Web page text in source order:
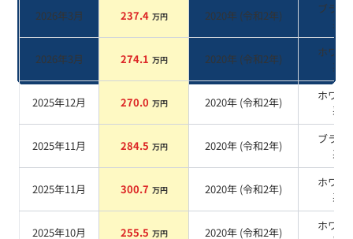
2026年3月 237.4 万円 2020年 (令和2年)
ブラッ
系
2026年3月 274.1 万円 2020年 (令和2年)
ホワイ
系
2025年12月 270.0 万円 2020年 (令和2年)
ホワイ
系
2025年11月 284.5 万円 2020年 (令和2年)
ブラッ
系
2025年11月 300.7 万円 2020年 (令和2年)
ホワイ
系
2025年10月 255.5 万円 2020年 (令和2年)
ホワイ